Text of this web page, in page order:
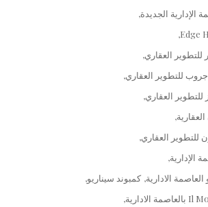
الإدارية الجديدة
العقاري
للتطوير العقاري
للتطوير العقاري
للتطوير العقاري
الإدارية
الادارية كمبوند سيناريو